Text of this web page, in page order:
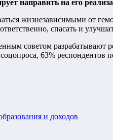
направить на его
жизнезависимыми от
спасать и
советом
63%
и доходов